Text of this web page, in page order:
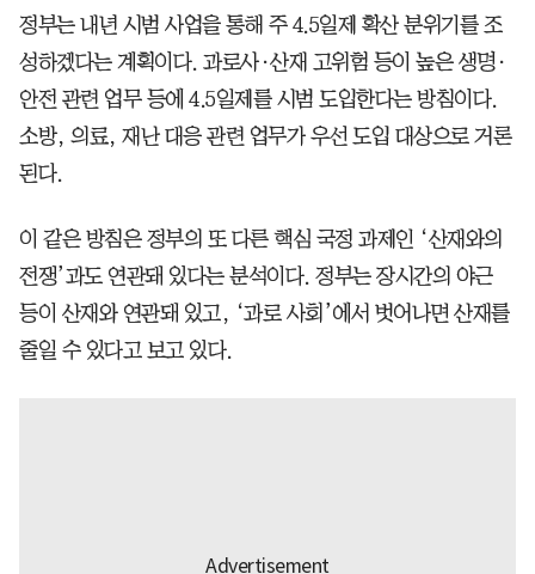
정부는 내년 시범 사업을 통해 주 4.5일제 확산 분위기를 조
성하겠다는 계획이다. 과로사·산재 고위험 등이 높은 생명·
안전 관련 업무 등에 4.5일제를 시범 도입한다는 방침이다.
소방, 의료, 재난 대응 관련 업무가 우선 도입 대상으로 거론
된다.
이 같은 방침은 정부의 또 다른 핵심 국정 과제인 ‘산재와의
전쟁’과도 연관돼 있다는 분석이다. 정부는 장시간의 야근
등이 산재와 연관돼 있고, ‘과로 사회’에서 벗어나면 산재를
줄일 수 있다고 보고 있다.